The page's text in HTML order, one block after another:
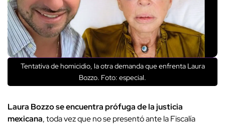
Tentativa de homicidio, la otra demanda que enfrenta Laura
Bozzo. Foto: especial.
Laura Bozzo se encuentra prófuga de la justicia
mexicana, toda vez que no se presentó ante la Fiscalía